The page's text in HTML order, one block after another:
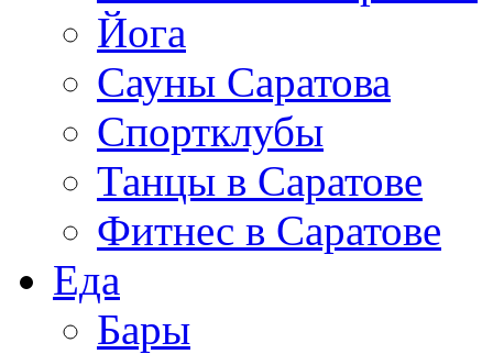
Йога
Сауны Саратова
Спортклубы
Танцы в Саратове
Фитнес в Саратове
Еда
Бары